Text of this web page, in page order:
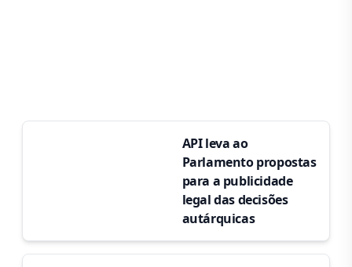
API leva ao
Parlamento propostas
para a publicidade
legal das decisões
autárquicas